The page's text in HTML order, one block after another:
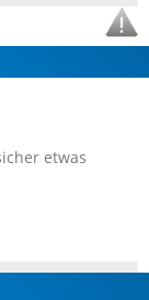
etwas